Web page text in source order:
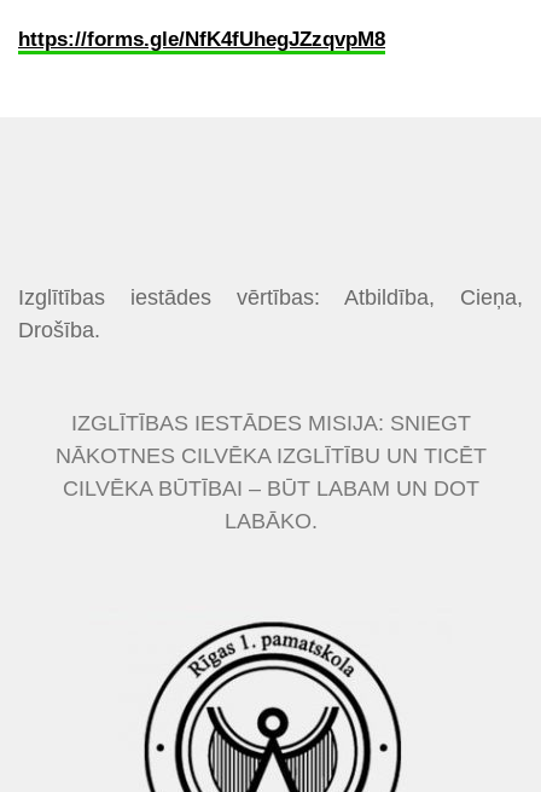
https://forms.gle/NfK4fUhegJZzqvpM8
Izglītības iestādes vērtības: Atbildība, Cieņa,
Drošība.
IZGLĪTĪBAS IESTĀDES MISIJA: SNIEGT
NĀKOTNES CILVĒKA IZGLĪTĪBU UN TICĒT
CILVĒKA BŪTĪBAI – BŪT LABAM UN DOT
LABĀKO.